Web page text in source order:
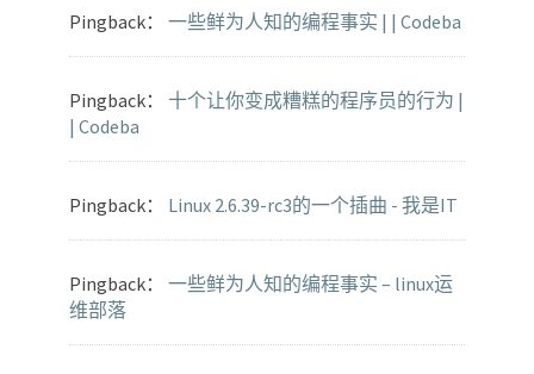
Pingback： 一些鲜为人知的编程事实 | | Codeba
Pingback： 十个让你变成糟糕的程序员的行为 |
| Codeba
Pingback： Linux 2.6.39-rc3的一个插曲 - 我是IT
Pingback： 一些鲜为人知的编程事实 – linux运
维部落